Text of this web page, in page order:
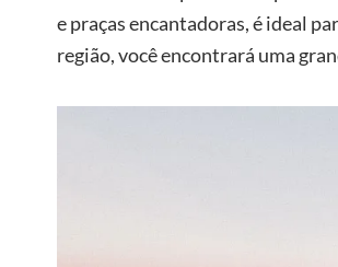
e praças encantadoras, é ideal
região, você encontrará uma